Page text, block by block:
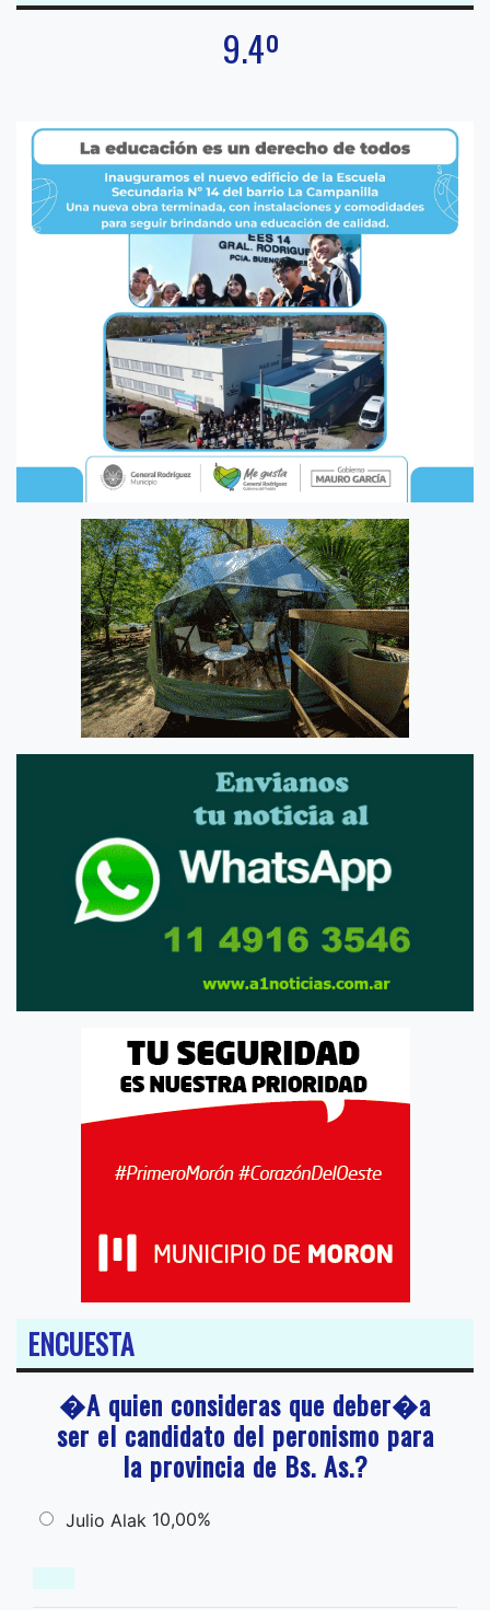
9.4º
ENCUESTA
�A quien consideras que deber�a
ser el candidato del peronismo para
la provincia de Bs. As.?
Julio Alak 10,00%